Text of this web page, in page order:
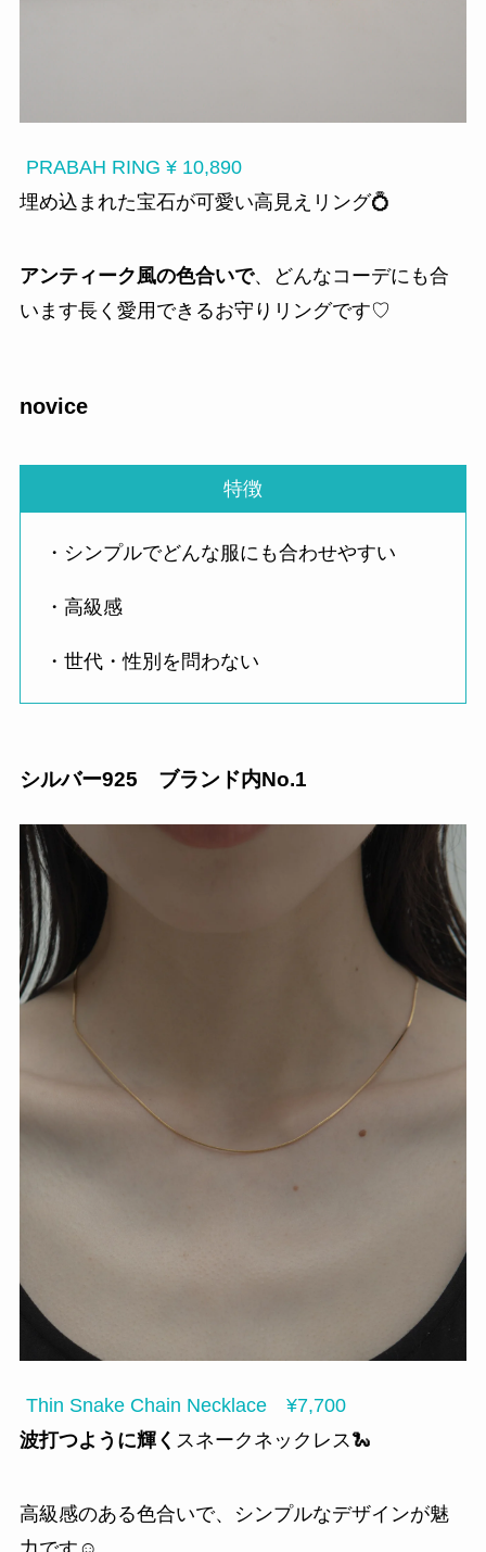
PRABAH RING ¥ 10,890
埋め込まれた宝石が可愛い高見えリング💍
アンティーク風の色合いで、どんなコーデにも合
います長く愛用できるお守りリングです♡
novice
特徴
・シンプルでどんな服にも合わせやすい
・高級感
・世代・性別を問わない
シルバー925 ブランド内No.1
Thin Snake Chain Necklace ¥7,700
波打つように輝く スネークネックレス🐍
高級感のある色合いで、シンプルなデザインが魅